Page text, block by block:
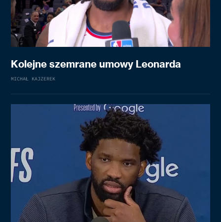
Kolejne szemrane umowy Leonarda
MICHAŁ KAJZEREK